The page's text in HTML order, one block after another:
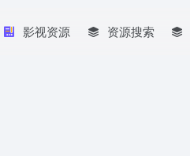
影视资源 资源搜索